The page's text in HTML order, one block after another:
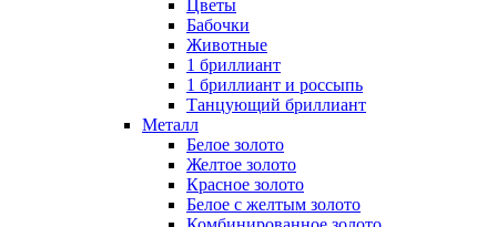
Цветы
Бабочки
Животные
1 бриллиант
1 бриллиант и россыпь
Танцующий бриллиант
Металл
Белое золото
Желтое золото
Красное золото
Белое с желтым золото